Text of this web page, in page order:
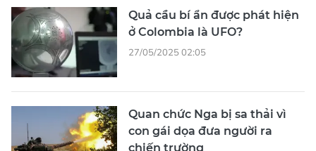
Quả cầu bí ẩn được phát hiện
ở Colombia là UFO?
27/05/2025 02:05
Quan chức Nga bị sa thải vì
con gái dọa đưa người ra
chiến trường